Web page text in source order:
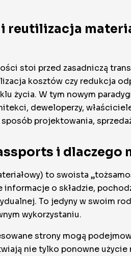
reutilizacja
stoi przed zasadniczą
kosztów czy redukcja
życia. W tym nowym
deweloperzy,
projektowania,
i dlaczego
to swoista
informacje o składzie,
To jedyny w swoim
wykorzystaniu.
strony mogą
nie tylko ponowne